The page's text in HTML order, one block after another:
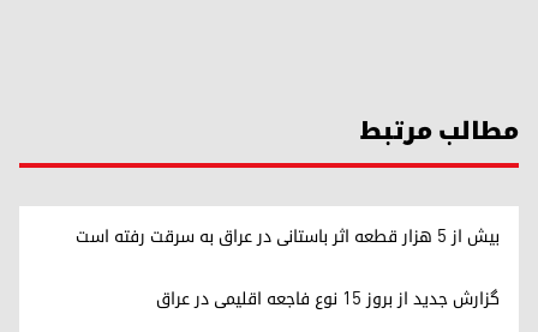
مطالب مرتبط
بیش از ۵ هزار قطعه اثر باستانی در عراق به سرقت رفته است
گزارش جدید از بروز ۱۵ نوع فاجعه اقلیمی در عراق